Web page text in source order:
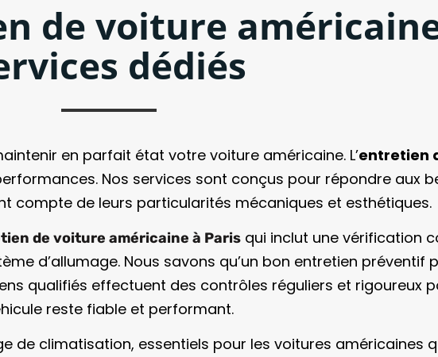
de voiture
dédiés
en parfait état votre voiture américaine. L’entretien
Nos services sont conçus pour répondre aux
compte de leurs particularités mécaniques et esthétiques.
de voiture américaine à Parisqui inclut une vérification
d’allumage. Nous savons qu’un bon entretien préventif
qualifiés effectuent des contrôles réguliers et rigoureux
reste fiable et performant.
de climatisation, essentiels pour les voitures américaines